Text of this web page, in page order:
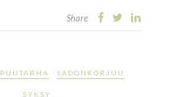
Share
PUUTARHA SADONKORJUU
SYKSY